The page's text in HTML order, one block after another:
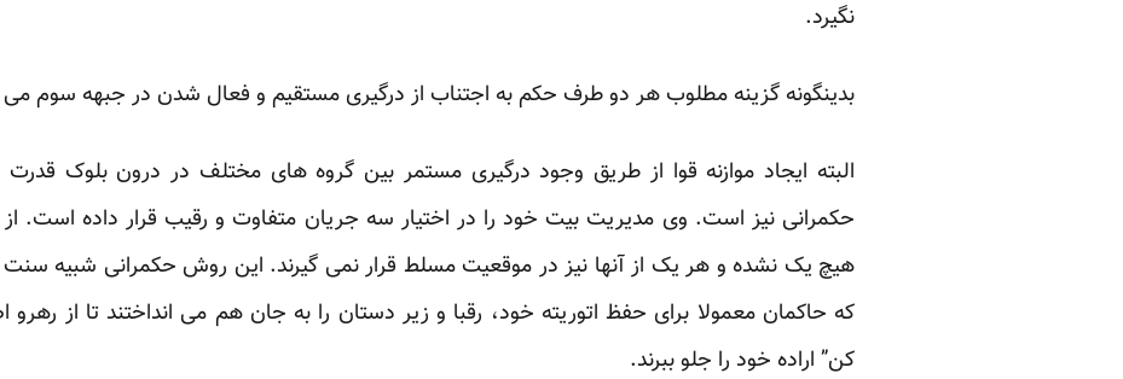
نگیرد.
بدینگونه گزینه مطلوب هر دو طرف حکم به اجتناب از درگیری مستقیم و فعال شدن در جبهه سوم
البته ایجاد موازنه قوا از طریق وجود درگیری مستمر بین گروه های مختلف در درون بلوک
حکمرانی نیز است. وی مدیریت بیت خود را در اختیار سه جریان متفاوت و رقیب قرار داده است. از
هیچ یک نشده و هر یک از آنها نیز در موقعیت مسلط قرار نمی گیرند. این روش حکمرانی شبیه سنت
که حاکمان معمولا برای حفظ اتوریته خود، رقبا و زیر دستان را به جان هم می انداختند تا از
کن” اراده خود را جلو ببرند.